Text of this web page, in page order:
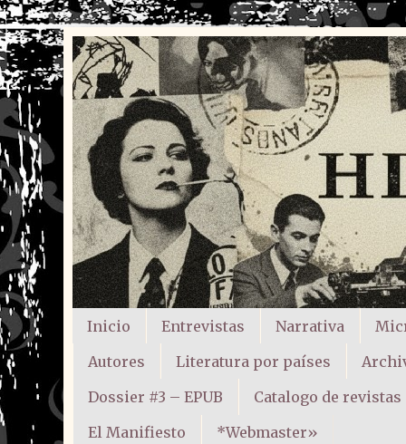
Inicio Entrevistas Narrativa
Autores
Literatura por países
Dossier #3 – EPUB
Catalogo de revistas
El Manifiesto
*Webmaster»